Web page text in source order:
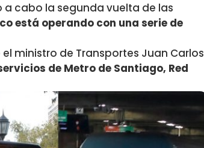
a cabo la segunda vuelta de las
está operando con una serie de
ministro de Transportes Juan Carlos
de Metro de Santiago, Red